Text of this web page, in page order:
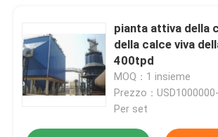
pianta attiva della
della calce viva
400tpd
MOQ：1 insieme
Prezzo：
Per set